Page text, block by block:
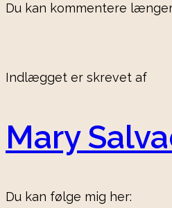
Du kan kommentere
Indlægget er skrevet af
Mary
Du kan følge mig her: